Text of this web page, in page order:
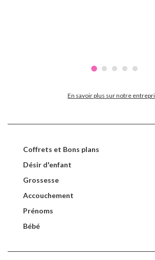
En savoir plus sur notre
Coffrets et Bons plans
Désir d'enfant
Grossesse
Accouchement
Prénoms
Bébé